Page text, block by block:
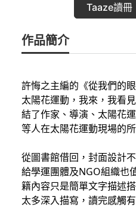
Taaze讀冊
作品簡介
許悔之主編的《從我們的
太陽花運動，我來，我看
結了作家、導演、太陽花
等人在太陽花運動現場的
從圖書館借回，封面設計
給學運團體及NGO組織也
籍內容只是簡單文字描述
太多深入描寫，讀完感觸